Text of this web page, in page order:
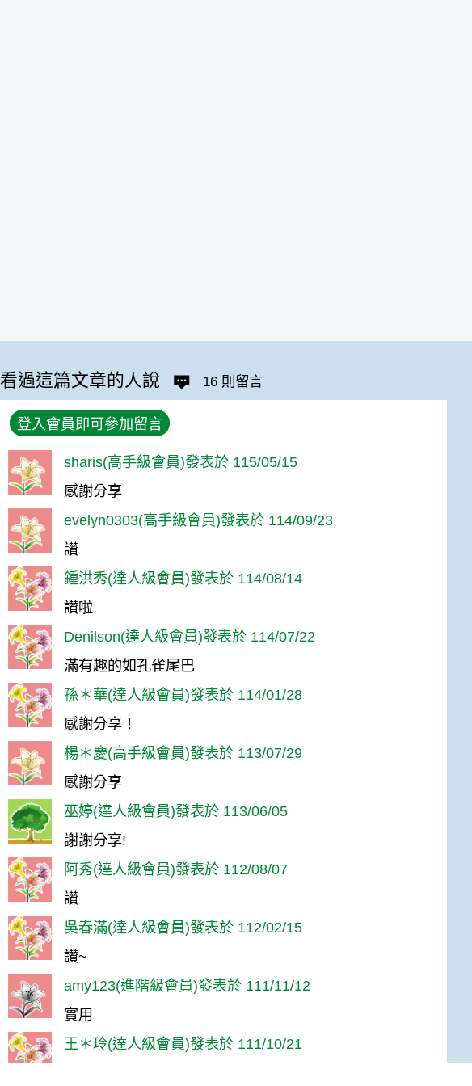
看過這篇文章的人說 16 則留言
登入會員即可參加留言
sharis(高手級會員)發表於 115/05/15
感謝分享
evelyn0303(高手級會員)發表於 114/09/23
讚
鍾洪秀(達人級會員)發表於 114/08/14
讚啦
Denilson(達人級會員)發表於 114/07/22
滿有趣的如孔雀尾巴
孫＊華(達人級會員)發表於 114/01/28
感謝分享！
楊＊慶(高手級會員)發表於 113/07/29
感謝分享
巫婷(達人級會員)發表於 113/06/05
謝謝分享!
阿秀(達人級會員)發表於 112/08/07
讚
吳春滿(達人級會員)發表於 112/02/15
讚~
amy123(進階級會員)發表於 111/11/12
實用
王＊玲(達人級會員)發表於 111/10/21